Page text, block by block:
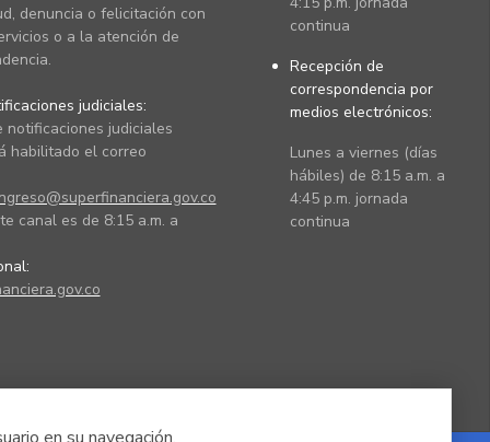
denuncia o felicitación con
o a la atención de
judiciales:
notificaciones judiciales
habilitado el correo
canal es de 8:15 a.m. a
continua
Recepción de
correspondencia por
medios electrónicos:
Lunes a viernes (días
hábiles) de 8:15 a.m. a
4:45 p.m. jornada
continua